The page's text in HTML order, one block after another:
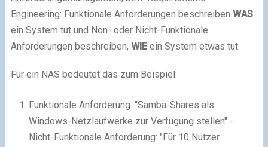
Engineering: Funktionale Anforderungen beschreiben WAS
ein System tut und Non- oder Nicht-Funktionale
Anforderungen beschreiben, WIEein System etwas tut.
Für ein NAS bedeutet das zum Beispiel:
Funktionale Anforderung: "Samba-Shares als
Windows-Netzlaufwerke zur Verfügung stellen" -
Nicht-Funktionale Anforderung: "Für 10 Nutzer